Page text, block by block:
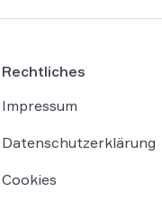
Rechtliches
Impressum
Datenschutzerklärung
Cookies